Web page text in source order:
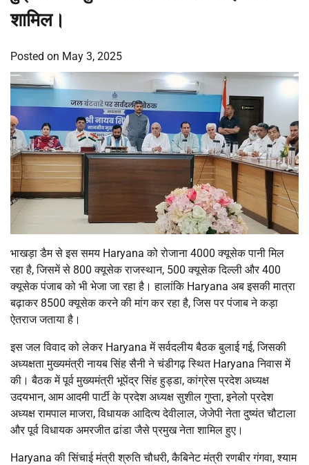
शामिल।
Posted on May 3, 2025
भाखड़ा डैम से इस समय Haryana को रोजाना 4000 क्यूसेक पानी मिल
रहा है, जिसमें से 800 क्यूसेक राजस्थान, 500 क्यूसेक दिल्ली और 400
क्यूसेक पंजाब को भी भेजा जा रहा है। हालांकि Haryana अब इसकी मात्रा
बढ़ाकर 8500 क्यूसेक करने की मांग कर रहा है, जिस पर पंजाब ने कड़ा
ऐतराज जताया है।
इस जल विवाद को लेकर Haryana में सर्वदलीय बैठक बुलाई गई, जिसकी
अध्यक्षता मुख्यमंत्री नायब सिंह सैनी ने चंडीगढ़ स्थित Haryana निवास में
की। बैठक में पूर्व मुख्यमंत्री भूपेंद्र सिंह हुड्डा, कांग्रेस प्रदेश अध्यक्ष
उदयभान, आम आदमी पार्टी के प्रदेश अध्यक्ष सुशील गुप्ता, इनेलो प्रदेश
अध्यक्ष रामपाल माजरा, विधायक आदित्य देवीलाल, जेजेपी नेता दुष्यंत चौटाला
और पूर्व विधायक अमरजीत ढांडा जैसे प्रमुख नेता शामिल हुए।
Haryana की सिंचाई मंत्री श्रुति चौधरी, कैबिनेट मंत्री रणबीर गंगवा, श्याम